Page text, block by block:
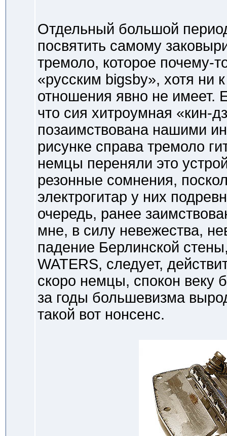
Отдельный большой
посвятить самому
тремоло, которое почему-
«русским bigsby», хотя ни
отношения явно не имеет.
что сия хитроумная «кин-
позаимствована нашими
рисунке справа тремоло
немцы переняли это
резонные сомнения,
электрогитар у них
очередь, ранее
мне, в силу невежества,
падение Берлинской
WATERS, следует,
скоро немцы, спокон
за годы большевизма
такой вот нонсенс.